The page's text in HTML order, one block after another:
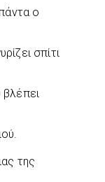
ο
σπίτι
της